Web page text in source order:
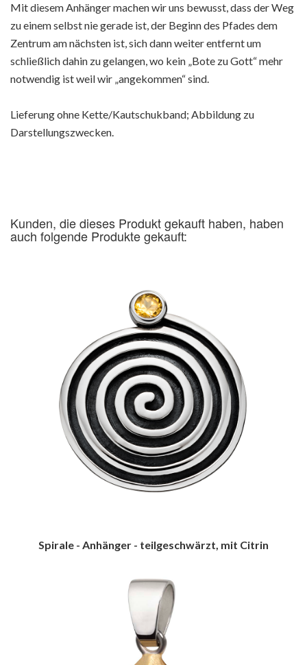
Mit diesem Anhänger machen wir uns bewusst, dass der Weg
zu einem selbst nie gerade ist, der Beginn des Pfades dem
Zentrum am nächsten ist, sich dann weiter entfernt um
schließlich dahin zu gelangen, wo kein „Bote zu Gott“ mehr
notwendig ist weil wir „angekommen“ sind.
Lieferung ohne Kette/Kautschukband; Abbildung zu
Darstellungszwecken.
Kunden, die dieses Produkt gekauft haben, haben
auch folgende Produkte gekauft:
Spirale - Anhänger - teilgeschwärzt, mit Citrin